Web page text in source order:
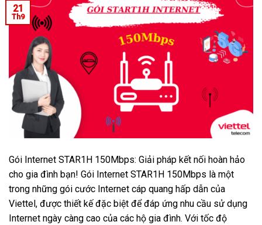
21
Th9
Gói Internet STAR1H 150Mbps: Giải pháp kết nối hoàn hảo
cho gia đình bạn! Gói Internet STAR1H 150Mbps là một
trong những gói cước Internet cáp quang hấp dẫn của
Viettel, được thiết kế đặc biệt để đáp ứng nhu cầu sử dụng
Internet ngày càng cao của các hộ gia đình. Với tốc độ